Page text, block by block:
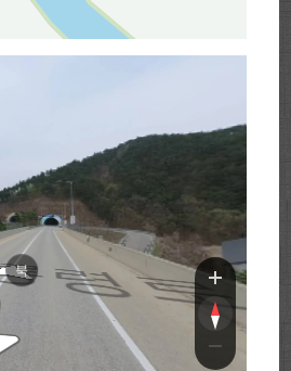
령
북